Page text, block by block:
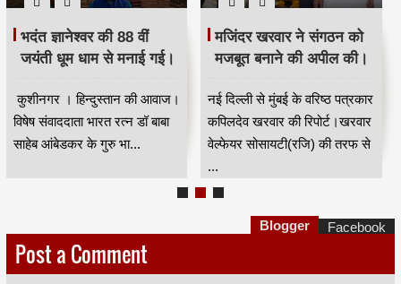
भदंत ज्ञानेश्वर की 88 वीं
जयंती धूम धाम से मनाई गई।
कुशीनगर । हिन्दुस्तान की आवाज।
विषेष संवाददाता भारत रत्न डॉ बाबा
साहेब आंबेडकर के गुरु भा...
मजिंदर खरवार ने संगठन को
मजबूत बनाने की अपील की।
नई दिल्ली से मुंबई के वरिष्ठ पत्रकार
कपिलदेव खरवार की रिपोर्ट।खरवार
वेल्फेयर सोसायटी(रजि) की तरफ से
...
Post a Comment
Blogger Facebook